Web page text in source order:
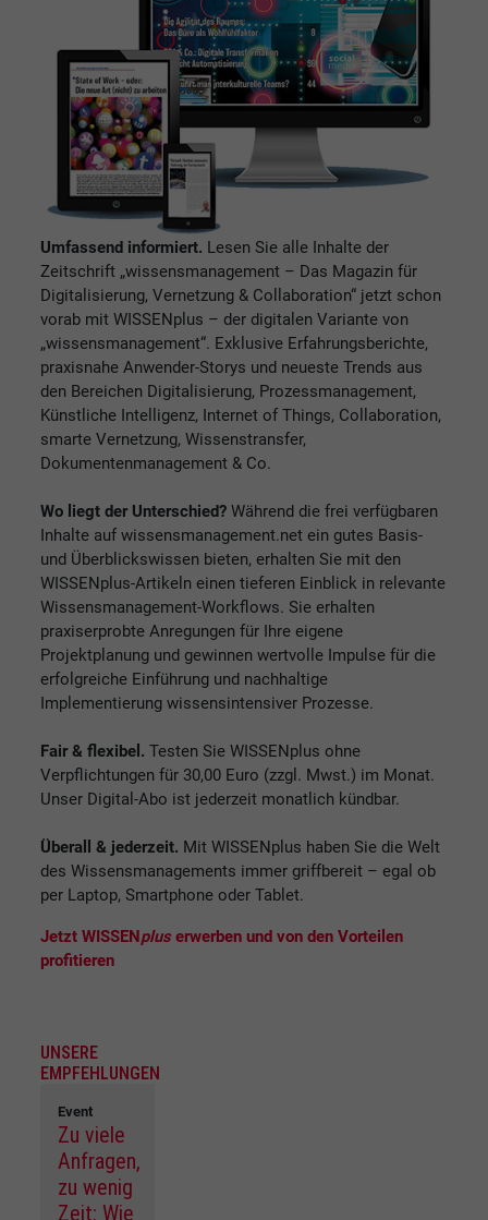
Umfassend informiert. Lesen Sie alle Inhalte der
Zeitschrift „wissensmanagement – Das Magazin für
Digitalisierung, Vernetzung & Collaboration“ jetzt schon
vorab mit WISSENplus – der digitalen Variante von
„wissensmanagement“. Exklusive Erfahrungsberichte,
praxisnahe Anwender-Storys und neueste Trends aus
den Bereichen Digitalisierung, Prozessmanagement,
Künstliche Intelligenz, Internet of Things, Collaboration,
smarte Vernetzung, Wissenstransfer,
Dokumentenmanagement & Co.
Wo liegt der Unterschied? Während die frei verfügbaren
Inhalte auf wissensmanagement.net ein gutes Basis-
und Überblickswissen bieten, erhalten Sie mit den
WISSENplus-Artikeln einen tieferen Einblick in relevante
Wissensmanagement-Workflows. Sie erhalten
praxiserprobte Anregungen für Ihre eigene
Projektplanung und gewinnen wertvolle Impulse für die
erfolgreiche Einführung und nachhaltige
Implementierung wissensintensiver Prozesse.
Fair & flexibel. Testen Sie WISSENplus ohne
Verpflichtungen für 30,00 Euro (zzgl. Mwst.) im Monat.
Unser Digital-Abo ist jederzeit monatlich kündbar.
Überall & jederzeit. Mit WISSENplus haben Sie die Welt
des Wissensmanagements immer griffbereit – egal ob
per Laptop, Smartphone oder Tablet.
Jetzt WISSEN plus erwerben und von den Vorteilen
profitieren
UNSERE
EMPFEHLUNGEN
Event
Zu viele
Anfragen,
zu wenig
Zeit: Wie